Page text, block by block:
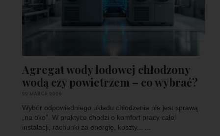
Agregat wody lodowej chłodzony
wodą czy powietrzem – co wybrać?
Wybór odpowiedniego układu chłodzenia nie jest sprawą
„na oko”. W praktyce chodzi o komfort pracy całej
instalacji, rachunki za energię, koszty... ...